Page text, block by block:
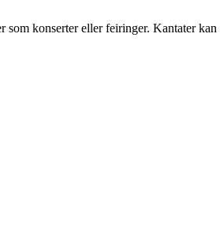
som konserter eller feiringer. Kantater kan